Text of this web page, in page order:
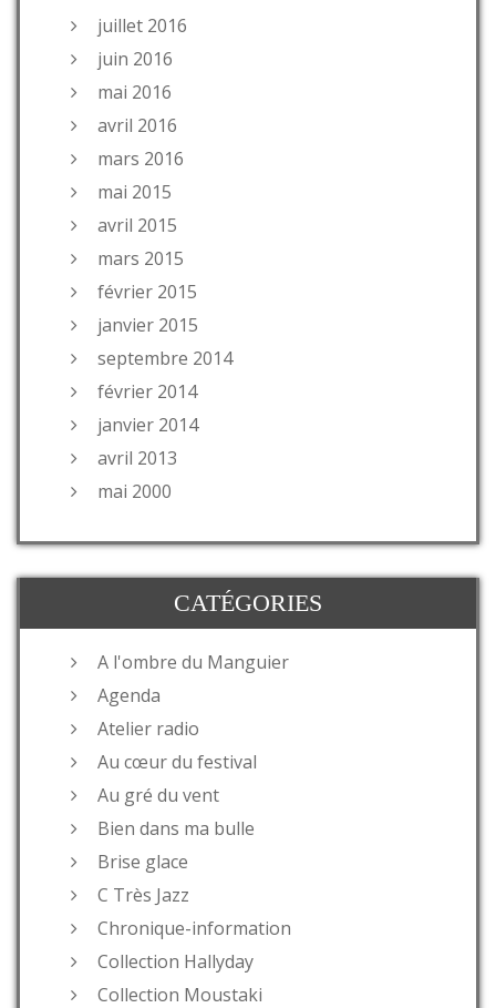
juillet 2016
juin 2016
mai 2016
avril 2016
mars 2016
mai 2015
avril 2015
mars 2015
février 2015
janvier 2015
septembre 2014
février 2014
janvier 2014
avril 2013
mai 2000
CATÉGORIES
A l'ombre du Manguier
Agenda
Atelier radio
Au cœur du festival
Au gré du vent
Bien dans ma bulle
Brise glace
C Très Jazz
Chronique-information
Collection Hallyday
Collection Moustaki